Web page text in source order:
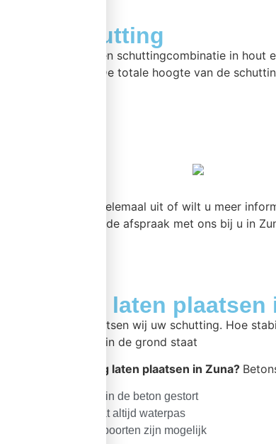
Luxe schutting
Luxe schutting is een schuttingcombinatie in
van 130 cm hoog. De totale hoogte van de
Bent u er nog niet helemaal uit of wilt u meer
Maak een vrijblijvende afspraak met ons bij u in
Schutting laten plaatsen
In en rond Zunaplaatsen wij uw schutting. Hoe
te allen tijde stevig in de grond staat
schutting laten plaatsen in Zuna?
Betonpalen altijd in de beton gestort
Uw schutting staat altijd waterpas
Sierschermen of poorten zijn mogelijk